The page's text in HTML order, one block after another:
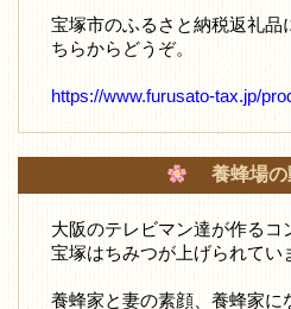
宝塚市のふるさと納税返礼品
ちらからどうぞ。
https://www.furusato-tax.jp/
養蜂場
大阪のテレビマン達が作るコ
宝塚はちみつが上げられてい
養蜂家と妻の素顔、養蜂家に